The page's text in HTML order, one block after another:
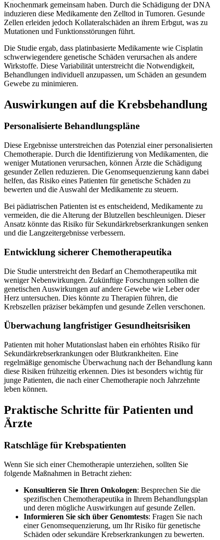
Knochenmark gemeinsam haben. Durch die Schädigung der DNA
induzieren diese Medikamente den Zelltod in Tumoren. Gesunde
Zellen erleiden jedoch Kollateralschäden an ihrem Erbgut, was zu
Mutationen und Funktionsstörungen führt.
Die Studie ergab, dass platinbasierte Medikamente wie Cisplatin
schwerwiegendere genetische Schäden verursachen als andere
Wirkstoffe. Diese Variabilität unterstreicht die Notwendigkeit,
Behandlungen individuell anzupassen, um Schäden an gesundem
Gewebe zu minimieren.
Auswirkungen auf die Krebsbehandlung
Personalisierte Behandlungspläne
Diese Ergebnisse unterstreichen das Potenzial einer personalisierten
Chemotherapie. Durch die Identifizierung von Medikamenten, die
weniger Mutationen verursachen, können Ärzte die Schädigung
gesunder Zellen reduzieren. Die Genomsequenzierung kann dabei
helfen, das Risiko eines Patienten für genetische Schäden zu
bewerten und die Auswahl der Medikamente zu steuern.
Bei pädiatrischen Patienten ist es entscheidend, Medikamente zu
vermeiden, die die Alterung der Blutzellen beschleunigen. Dieser
Ansatz könnte das Risiko für Sekundärkrebserkrankungen senken
und die Langzeitergebnisse verbessern.
Entwicklung sicherer Chemotherapeutika
Die Studie unterstreicht den Bedarf an Chemotherapeutika mit
weniger Nebenwirkungen. Zukünftige Forschungen sollten die
genetischen Auswirkungen auf andere Gewebe wie Leber oder
Herz untersuchen. Dies könnte zu Therapien führen, die
Krebszellen präziser bekämpfen und gesunde Zellen verschonen.
Überwachung langfristiger Gesundheitsrisiken
Patienten mit hoher Mutationslast haben ein erhöhtes Risiko für
Sekundärkrebserkrankungen oder Blutkrankheiten. Eine
regelmäßige genomische Überwachung nach der Behandlung kann
diese Risiken frühzeitig erkennen. Dies ist besonders wichtig für
junge Patienten, die nach einer Chemotherapie noch Jahrzehnte
leben können.
Praktische Schritte für Patienten und
Ärzte
Ratschläge für Krebspatienten
Wenn Sie sich einer Chemotherapie unterziehen, sollten Sie
folgende Maßnahmen in Betracht ziehen:
Konsultieren Sie Ihren Onkologen: Besprechen Sie die
spezifischen Chemotherapeutika in Ihrem Behandlungsplan
und deren mögliche Auswirkungen auf gesunde Zellen.
Informieren Sie sich über Genomtests: Fragen Sie nach
einer Genomsequenzierung, um Ihr Risiko für genetische
Schäden oder sekundäre Krebserkrankungen zu bewerten.